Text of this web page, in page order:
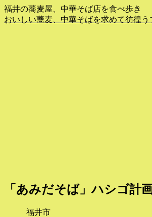
福井の蕎麦屋、中華そば店を食べ歩き
おいしい蕎麦、中華そばを求めて彷徨う
「あみだそば」ハシゴ計
福井市